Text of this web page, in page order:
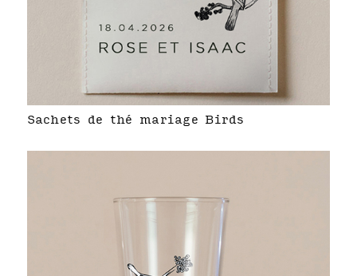
Sachets de thé mariage Birds